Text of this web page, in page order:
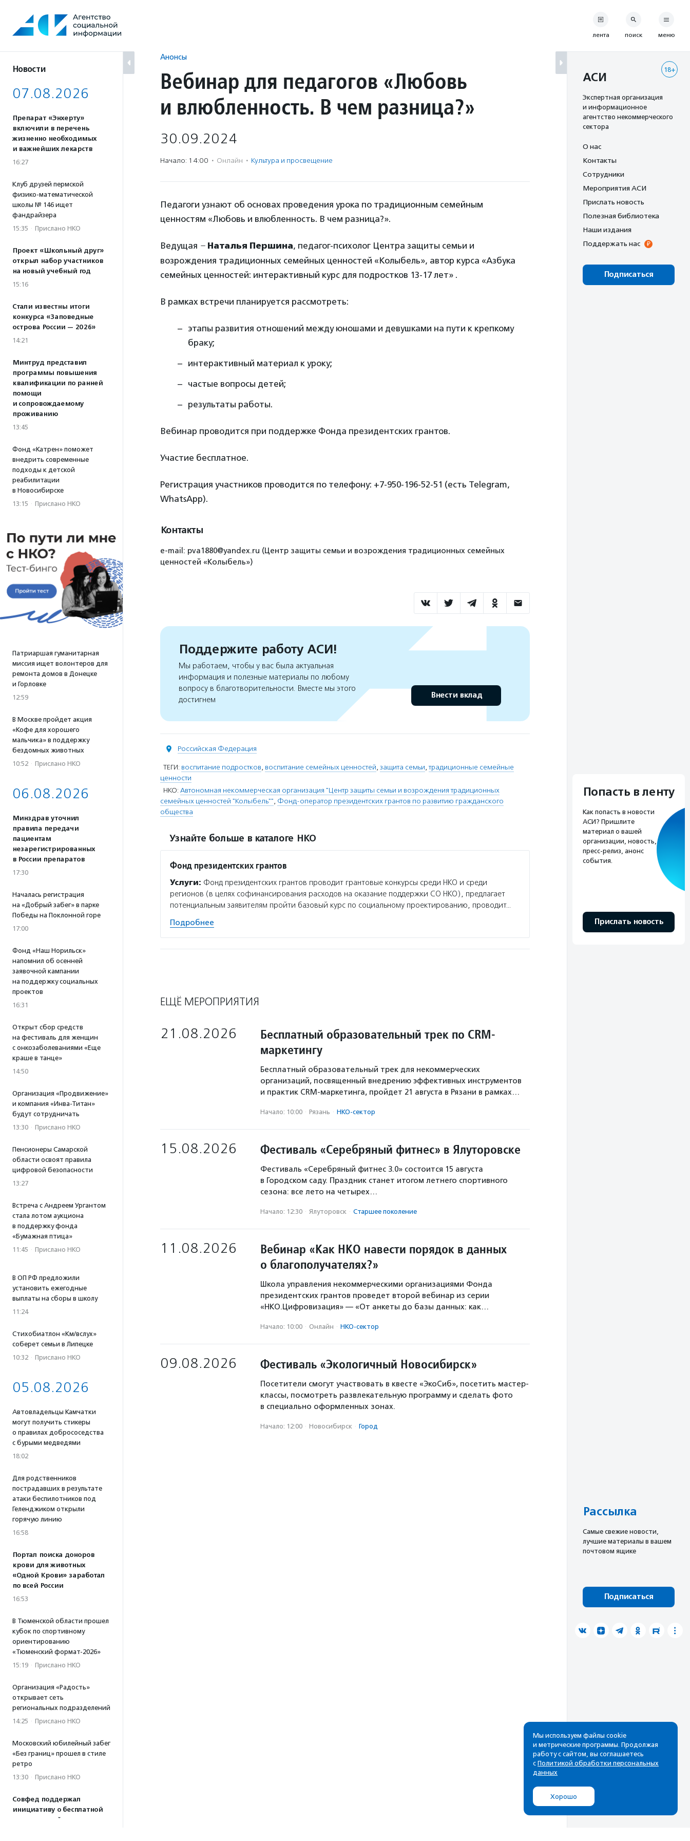
содержанию
Новости
07.08.2026
Препарат «Энхерту»
включили в перечень
жизненно необходимых
и важнейших лекарств
16:27
Клуб друзей пермской
физико-математической
школы № 146 ищет
фандрайзера
15:35 · Прислано НКО
Проект «Школьный друг»
открыл набор участников
на новый учебный год
15:16
Стали известны итоги
конкурса «Заповедные
острова России — 2026»
14:21
Минтруд представил
программы повышения
квалификации по ранней
помощи
и сопровождаемому
проживанию
13:45
Фонд «Катрен» поможет
внедрить современные
подходы к детской
реабилитации
в Новосибирске
13:15 · Прислано НКО
Патриаршая гуманитарная
миссия ищет волонтеров для
ремонта домов в Донецке
и Горловке
12:59
В Москве пройдет акция
«Кофе для хорошего
мальчика» в поддержку
бездомных животных
10:52 · Прислано НКО
06.08.2026
Минздрав уточнил
правила передачи
пациентам
незарегистрированных
в России препаратов
17:30
Началась регистрация
на «Добрый забег» в парке
Победы на Поклонной горе
17:00
Фонд «Наш Норильск»
напомнил об осенней
заявочной кампании
на поддержку социальных
проектов
16:31
Открыт сбор средств
на фестиваль для женщин
с онкозаболеваниями «Еще
краше в танце»
14:50
Организация «Продвижение»
и компания «Инва-Титан»
будут сотрудничать
13:30 · Прислано НКО
Пенсионеры Самарской
области освоят правила
цифровой безопасности
13:27
Встреча с Андреем Ургантом
стала лотом аукциона
в поддержку фонда
«Бумажная птица»
11:45 · Прислано НКО
В ОП РФ предложили
установить ежегодные
выплаты на сборы в школу
11:24
Стихобиатлон «Км/вслух»
соберет семьи в Липецке
10:32 · Прислано НКО
05.08.2026
Автовладельцы Камчатки
могут получить стикеры
о правилах добрососедства
с бурыми медведями
18:02
Для родственников
пострадавших в результате
атаки беспилотников под
Геленджиком открыли
горячую линию
16:58
Портал поиска доноров
крови для животных
«Одной Крови» заработал
по всей России
16:53
В Тюменской области прошел
кубок по спортивному
ориентированию
«Тюменский формат-2026»
15:19 · Прислано НКО
Организация «Радость»
открывает сеть
региональных подразделений
14:25 · Прислано НКО
Московский юбилейный забег
«Без границ» прошел в стиле
ретро
13:30 · Прислано НКО
Совфед поддержал
инициативу о бесплатной
юридической помощи
Анонсы
Вебинар для педагогов «Любовь
и влюбленность. В чем разница?»
30.09.2024
Начало: 14:00 · Онлайн · Культура и просвещение
Педагоги узнают об основах проведения урока по традиционным семейным
ценностям «Любовь и влюбленность. В чем разница?».
Ведущая – Наталья Першина, педагог-психолог Центра защиты семьи и
возрождения традиционных семейных ценностей «Колыбель», автор курса «Азбука
семейных ценностей: интерактивный курс для подростков 13-17 лет» .
В рамках встречи планируется рассмотреть:
этапы развития отношений между юношами и девушками на пути к крепкому
браку;
интерактивный материал к уроку;
частые вопросы детей;
результаты работы.
Вебинар проводится при поддержке Фонда президентских грантов.
Участие бесплатное.
Регистрация участников проводится по телефону: +7-950-196-52-51 (есть Telegram,
WhatsApp).
Контакты
e-mail: pva1880@yandex.ru (Центр защиты семьи и возрождения традиционных семейных
ценностей «Колыбель»)
Поддержите работу АСИ!
Мы работаем, чтобы у вас была актуальная
информация и полезные материалы по любому
вопросу в благотворительности. Вместе мы этого
достигнем
Внести вклад
Российская Федерация
ТЕГИ: воспитание подростков, воспитание семейных ценностей, защита семьи,традиционные семейные
ценности
НКО: Автономная некоммерческая организация "Центр защиты семьи и возрождения традиционных
семейных ценностей "Колыбель"", Фонд-оператор президентских грантов по развитию гражданского
общества
Узнайте больше в каталоге НКО
Фонд президентских грантов
Услуги: Фонд президентских грантов проводит грантовые конкурсы среди НКО и среди
регионов (в целях софинансирования расходов на оказание поддержки СО НКО), предлагает
потенциальным заявителям пройти базовый курс по социальному проектированию, проводит…
Подробнее
ЕЩЁ МЕРОПРИЯТИЯ
21.08.2026
Бесплатный образовательный трек по CRM-
маркетингу
Бесплатный образовательный трек для некоммерческих
организаций, посвященный внедрению эффективных инструментов
и практик CRM-маркетинга, пройдет 21 августа в Рязани в рамках…
Начало: 10:00 · Рязань · НКО-сектор
15.08.2026 Фестиваль «Серебряный фитнес» в Ялуторовске
Фестиваль «Серебряный фитнес 3.0» состоится 15 августа
в Городском саду. Праздник станет итогом летнего спортивного
сезона: все лето на четырех…
Начало: 12:30 · Ялуторовск · Старшее поколение
11.08.2026
Вебинар «Как НКО навести порядок в данных
о благополучателях?»
Школа управления некоммерческими организациями Фонда
президентских грантов проведет второй вебинар из серии
«НКО.Цифровизация» — «От анкеты до базы данных: как…
Начало: 10:00 · Онлайн · НКО-сектор
09.08.2026 Фестиваль «Экологичный Новосибирск»
Посетители смогут участвовать в квесте «ЭкоСиб», посетить мастер-
классы, посмотреть развлекательную программу и сделать фото
в специально оформленных зонах.
Начало: 12:00 · Новосибирск · Город
лента поиск меню
18+
АСИ
Экспертная организация
и информационное
агентство некоммерческого
сектора
О нас
Контакты
Сотрудники
Мероприятия АСИ
Прислать новость
Полезная библиотека
Наши издания
Поддержать нас
Подписаться
Попасть в ленту
Как попасть в новости
АСИ? Пришлите
материал о вашей
организации, новость,
пресс-релиз, анонс
события.
Прислать новость
Рассылка
Cамые свежие новости,
лучшие материалы в вашем
почтовом ящике
Подписаться
Мы используем файлы cookie
и метрические программы. Продолжая
работу с сайтом, вы соглашаетесь
с Политикой обработки персональных
данных
Хорошо